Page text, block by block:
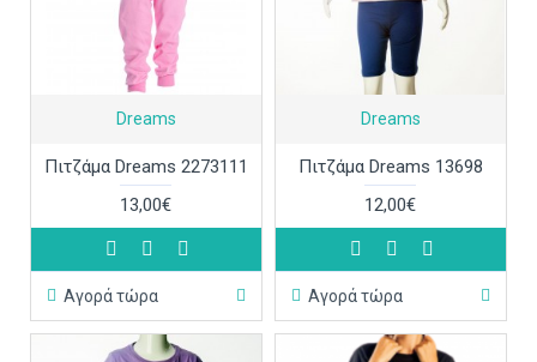
Dreams
Πιτζάμα Dreams 2273111
13,00€
Αγορά τώρα
Dreams
Πιτζάμα Dreams 13698
12,00€
Αγορά τώρα